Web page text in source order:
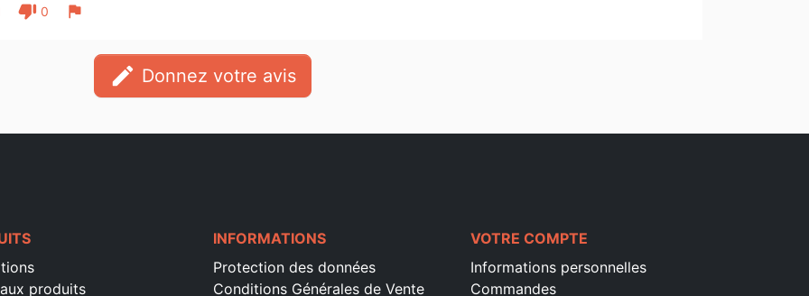
thumb_down 0 flag
edit Donnez votre avis
produits
INFORMATIONS
Protection des données
Conditions Générales de Vente
VOTRE COMPTE
Informations personnelles
Commandes